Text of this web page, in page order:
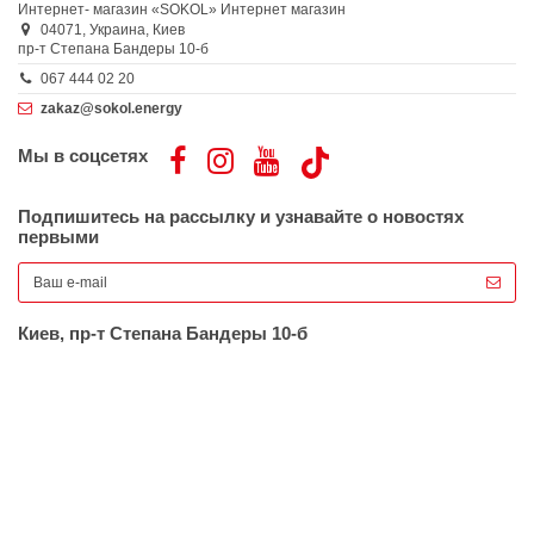
Интернет- магазин «SOKOL» Интернет магазин
04071, Украина, Киев
пр-т Степана Бандеры 10-б
067 444 02 20
zakaz@sokol.energy
Мы в соцсетях
Подпишитесь на рассылку и узнавайте о новостях
первыми
Киев, пр-т Степана Бандеры 10-б